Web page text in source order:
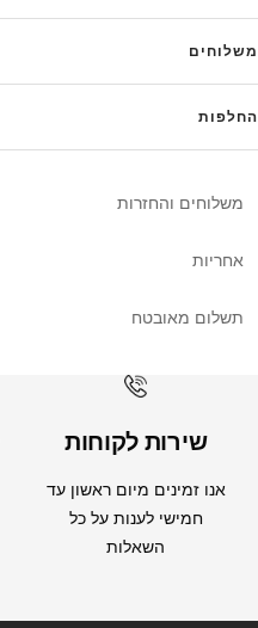
משלוחים
החלפות
משלוחים והחזרות
אחריות
תשלום מאובטח
שירות לקוחות
אנו זמינים מיום ראשון עד
חמישי לענות על כל
השאלות